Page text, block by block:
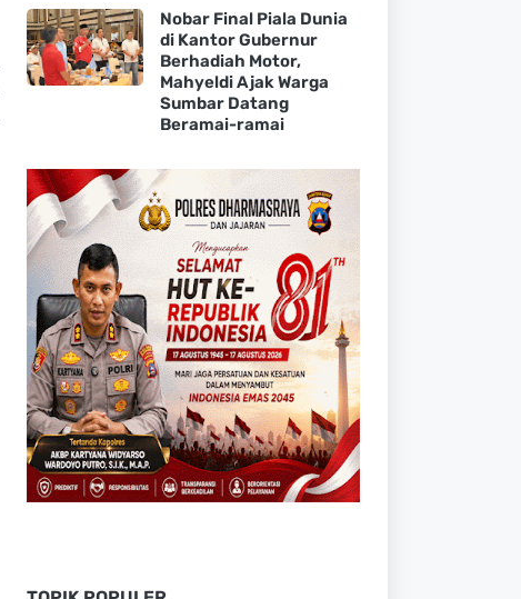
Nobar Final Piala Dunia
di Kantor Gubernur
Berhadiah Motor,
Mahyeldi Ajak Warga
Sumbar Datang
Beramai-ramai